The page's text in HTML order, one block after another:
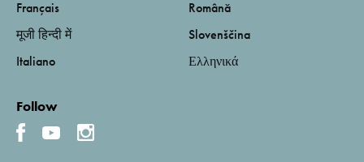
Français
मूजी हिन्दी में
Italiano
Română
Slovenščina
Ελληνικά
Follow